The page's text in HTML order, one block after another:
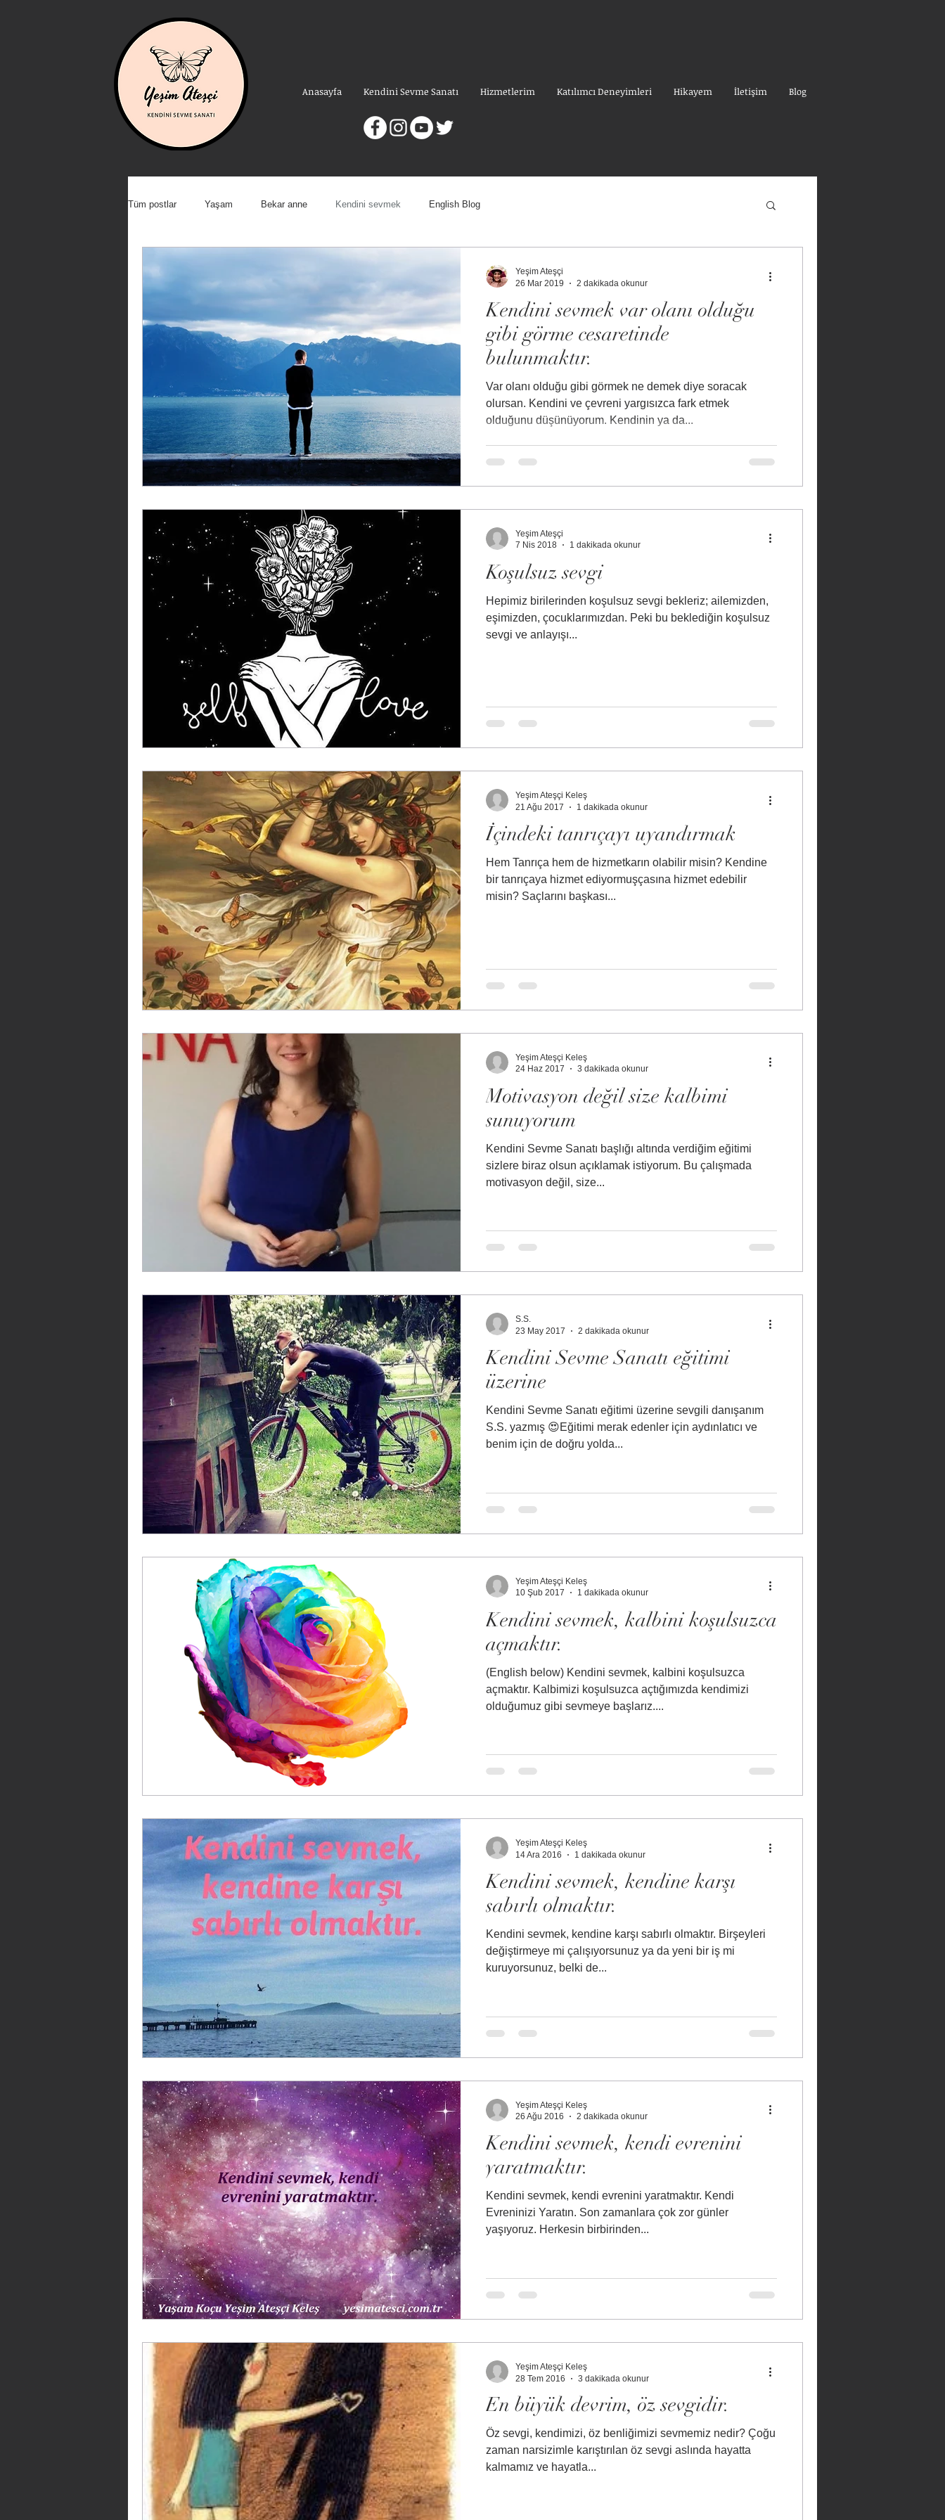
Anasayfa Kendini Sevme Sanatı Hizmetlerim Katılımcı Deneyimleri Hikayem İletişim Blog
Tüm postlar Yaşam Bekar anne Kendini sevmek English Blog
Kendini sevmek var olanı olduğu
gibi görme cesaretinde
bulunmaktır.
Var olanı olduğu gibi görmek ne demek diye soracak
olursan. Kendini ve çevreni yargısızca fark etmek
olduğunu düşünüyorum. Kendinin ya da...
Yeşim Ateşçi
26 Mar 2019
2 dakikada okunur
Koşulsuz sevgi
Hepimiz birilerinden koşulsuz sevgi bekleriz; ailemizden,
eşimizden, çocuklarımızdan. Peki bu beklediğin koşulsuz
sevgi ve anlayışı...
Yeşim Ateşçi
7 Nis 2018
1 dakikada okunur
İçindeki tanrıçayı uyandırmak
Hem Tanrıça hem de hizmetkarın olabilir misin? Kendine
bir tanrıçaya hizmet ediyormuşçasına hizmet edebilir
misin? Saçlarını başkası...
Yeşim Ateşçi Keleş
21 Ağu 2017
1 dakikada okunur
Motivasyon değil size kalbimi
sunuyorum
Kendini Sevme Sanatı başlığı altında verdiğim eğitimi
sizlere biraz olsun açıklamak istiyorum. Bu çalışmada
motivasyon değil, size...
Yeşim Ateşçi Keleş
24 Haz 2017
3 dakikada okunur
Kendini Sevme Sanatı eğitimi
üzerine
Kendini Sevme Sanatı eğitimi üzerine sevgili danışanım
S.S. yazmış 😍Eğitimi merak edenler için aydınlatıcı ve
benim için de doğru yolda...
S.S.
23 May 2017
2 dakikada okunur
Kendini sevmek, kalbini koşulsuzca
açmaktır.
(English below) Kendini sevmek, kalbini koşulsuzca
açmaktır. Kalbimizi koşulsuzca açtığımızda kendimizi
olduğumuz gibi sevmeye başlarız....
Yeşim Ateşçi Keleş
10 Şub 2017
1 dakikada okunur
Kendini sevmek, kendine karşı
sabırlı olmaktır.
Kendini sevmek, kendine karşı sabırlı olmaktır. Birşeyleri
değiştirmeye mi çalışıyorsunuz ya da yeni bir iş mi
kuruyorsunuz, belki de...
Yeşim Ateşçi Keleş
14 Ara 2016
1 dakikada okunur
Kendini sevmek, kendi evrenini
yaratmaktır.
Kendini sevmek, kendi evrenini yaratmaktır. Kendi
Evreninizi Yaratın. Son zamanlara çok zor günler
yaşıyoruz. Herkesin birbirinden...
Yeşim Ateşçi Keleş
26 Ağu 2016
2 dakikada okunur
En büyük devrim, öz sevgidir.
Öz sevgi, kendimizi, öz benliğimizi sevmemiz nedir? Çoğu
zaman narsizimle karıştırılan öz sevgi aslında hayatta
kalmamız ve hayatla...
Yeşim Ateşçi Keleş
28 Tem 2016
3 dakikada okunur